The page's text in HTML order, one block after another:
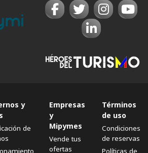
y
de
Empresas
y
Mipymes
Vende tus
ofertas
Términos
de uso
Condiciones
de reservas
Políticas de